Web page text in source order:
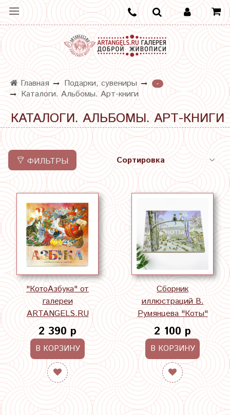
Главная Подарки, сувениры
-
Каталоги. Альбомы. Арт-книги
КАТАЛОГИ. АЛЬБОМЫ. АРТ-КНИГИ
ФИЛЬТРЫ
"КотоАзбука" от
галереи
ARTANGELS.RU
2 390 р
В КОРЗИНУ
Сборник
иллюстраций В.
Румянцева "Коты"
2 100 р
В КОРЗИНУ